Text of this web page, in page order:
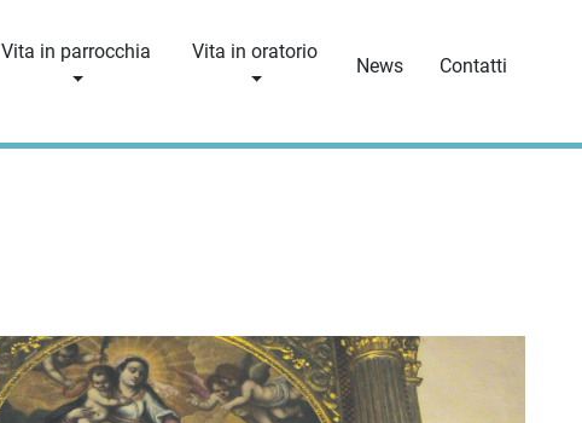
Vita in parrocchia Vita in oratorio
News Contatti